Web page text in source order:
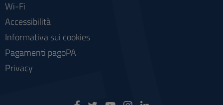
Wi-Fi
Accessibilità
Informativa sui cookies
Pagamenti pagoPA
Privacy